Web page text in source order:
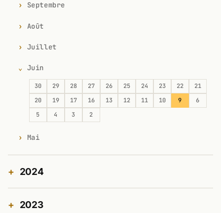
Septembre
Août
Juillet
Juin
30 29 28 27 26 25 24 23 22
21
20
19 17 16 13 12 11 10 9
6
5
4 3 2
Mai
2024
2023